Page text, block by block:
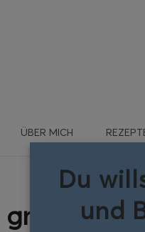
ÜBER MICH
gnocchi
Du
und